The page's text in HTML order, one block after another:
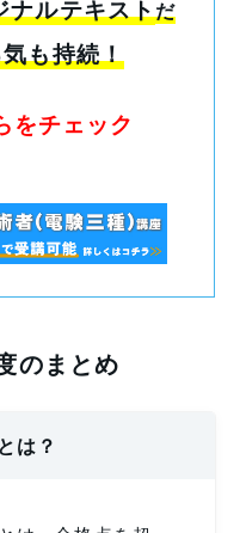
ナルテキストだ
も持続！
をチェック
のまとめ
は？